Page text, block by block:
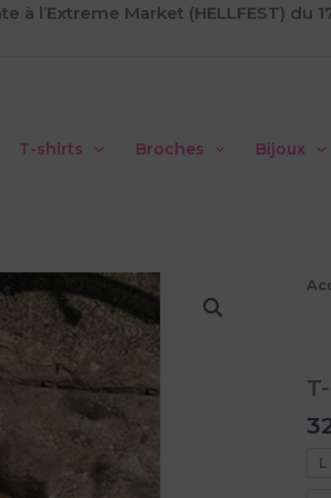
à l’Extreme Market (HELLFEST) du
T-shirts Broches Bijoux
L